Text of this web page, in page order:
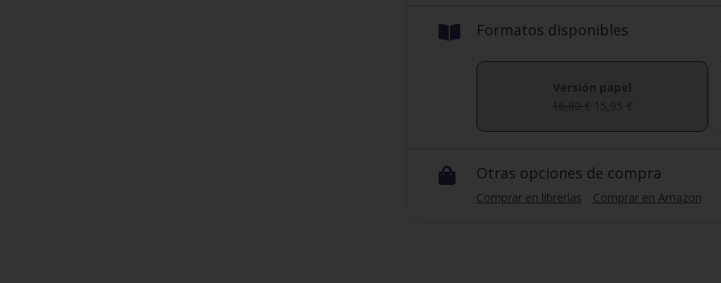
 Formatos disponibles
Versión papel
16,80€ 15,95 €
 Otras opciones de compra
Comprar en librerías Comprar en Amazon